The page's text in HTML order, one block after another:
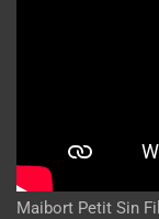
Maibort Petit Sin